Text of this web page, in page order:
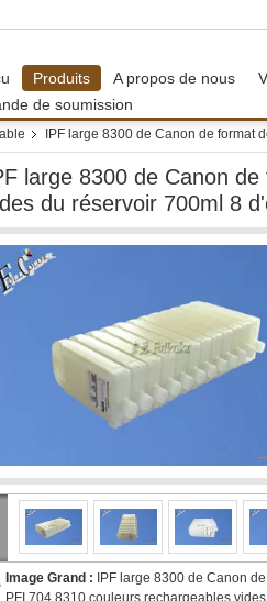
Produits A propos de nous
de soumission
IPF large 8300 de Canon de format
large 8300 de Canon
du réservoir 700ml 8
Image Grand :
IPF large 8300 de Canon
PFI 704 8310 couleurs rechargeables